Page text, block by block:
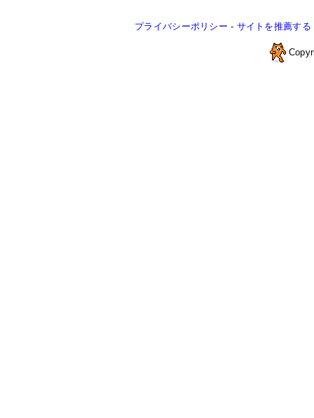
プライバシーポリシー - サイトを推薦する